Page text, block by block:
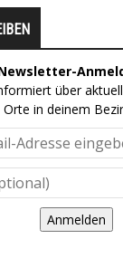
über
in deinem
Anmelden